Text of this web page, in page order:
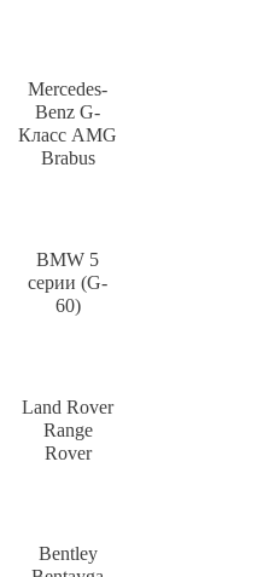
Mercedes-
Benz G-
Класс AMG
Brabus
BMW 5
серии (G-
60)
Land Rover
Range
Rover
Bentley